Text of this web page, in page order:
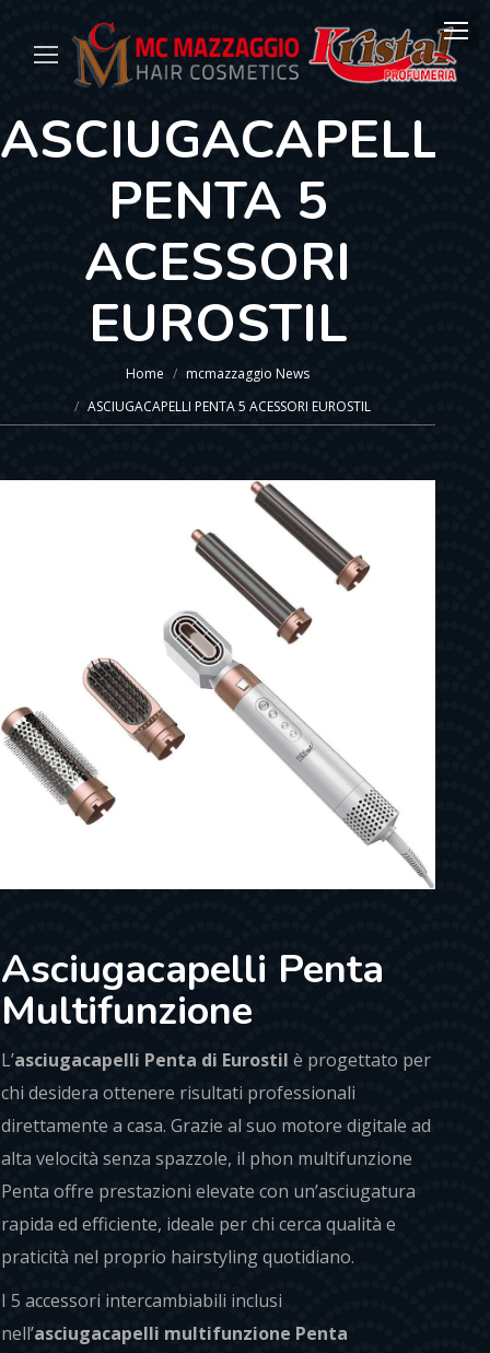
ASCIUGACAPELLI
PENTA 5
ACESSORI
EUROSTIL
Home
mcmazzaggio News
ASCIUGACAPELLI PENTA 5 ACESSORI EUROSTIL
Asciugacapelli Penta
Multifunzione
L’asciugacapelli Penta di Eurostil è progettato per
chi desidera ottenere risultati professionali
direttamente a casa. Grazie al suo motore digitale ad
alta velocità senza spazzole, il phon multifunzione
Penta offre prestazioni elevate con un’asciugatura
rapida ed efficiente, ideale per chi cerca qualità e
praticità nel proprio hairstyling quotidiano.
I 5 accessori intercambiabili inclusi
nell’asciugacapelli multifunzione Penta